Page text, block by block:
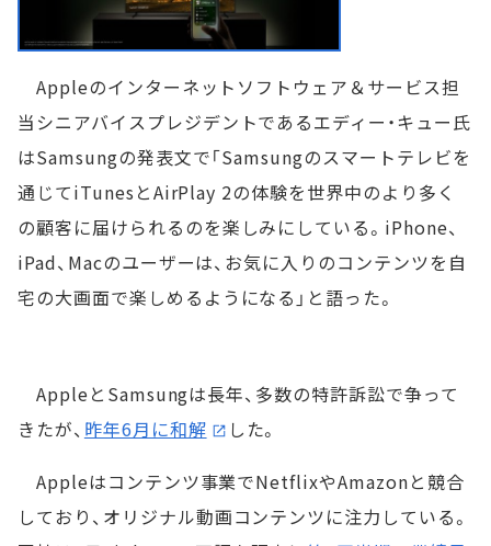
Appleのインターネットソフトウェア＆サービス担
当シニアバイスプレジデントであるエディー・キュー氏
はSamsungの発表文で「Samsungのスマートテレビを
通じてiTunesとAirPlay 2の体験を世界中のより多く
の顧客に届けられるのを楽しみにしている。iPhone、
iPad、Macのユーザーは、お気に入りのコンテンツを自
宅の大画面で楽しめるようになる」と語った。
AppleとSamsungは長年、多数の特許訴訟で争って
きたが、 昨年6月に和解
した。
Appleはコンテンツ事業でNetflixやAmazonと競合
しており、オリジナル動画コンテンツに注力している。